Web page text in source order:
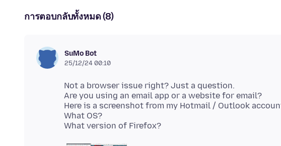
การตอบกลับทั้งหมด (8)
SuMo Bot
25/12/24 00:10
Not a browser issue right? Just a question.
Are you using an email app or a website for email?
Here is a screenshot from my Hotmail / Outlook
What OS?